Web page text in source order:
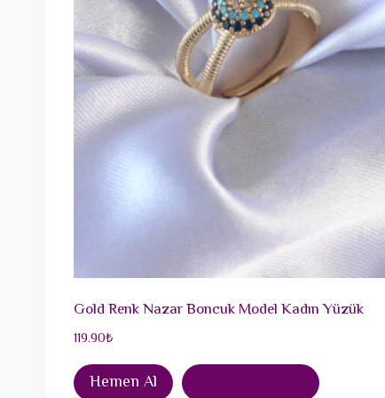
Gold Renk Nazar Boncuk Model Kadın Yüzük
119.90₺
Hemen Al